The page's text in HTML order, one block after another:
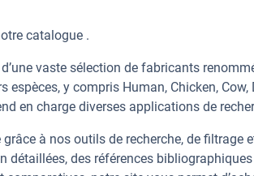
catalogue .
vaste sélection de fabricants
y compris Human, Chicken, Cow,
en charge diverses applications de
à nos outils de recherche, de filtrage
des références